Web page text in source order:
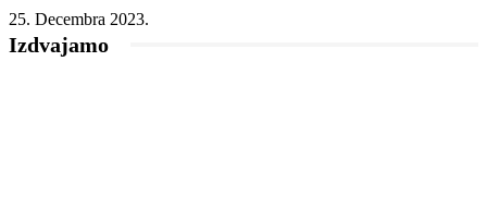
25. Decembra 2023.
Izdvajamo